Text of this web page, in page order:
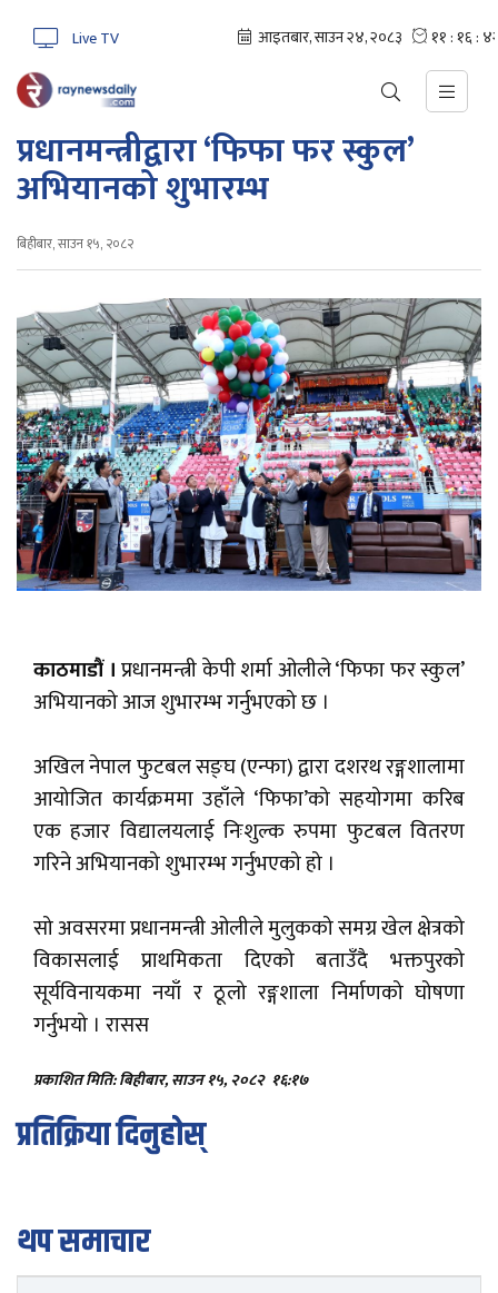
Live TV
प्रधानमन्त्रीद्वारा ‘फिफा फर स्कुल’
अभियानको शुभारम्भ
बिहीबार, साउन १५, २०८२
काठमाडौं ।प्रधानमन्त्री केपी शर्मा ओलीले ‘फिफा फर स्कुल’
अभियानको आज शुभारम्भ गर्नुभएको छ ।
अखिल नेपाल फुटबल सङ्घ (एन्फा) द्वारा दशरथ रङ्गशालामा
आयोजित कार्यक्रममा उहाँले ‘फिफा’को सहयोगमा करिब
एक हजार विद्यालयलाई निःशुल्क रुपमा फुटबल वितरण
गरिने अभियानको शुभारम्भ गर्नुभएको हो ।
सो अवसरमा प्रधानमन्त्री ओलीले मुलुकको समग्र खेल क्षेत्रको
विकासलाई प्राथमिकता दिएको बताउँदै भक्तपुरको
सूर्यविनायकमा नयाँ र ठूलो रङ्गशाला निर्माणको घोषणा
गर्नुभयो । रासस
प्रकाशित मिति: बिहीबार, साउन १५, २०८२ १६:१७
प्रतिक्रिया दिनुहोस्
थप समाचार